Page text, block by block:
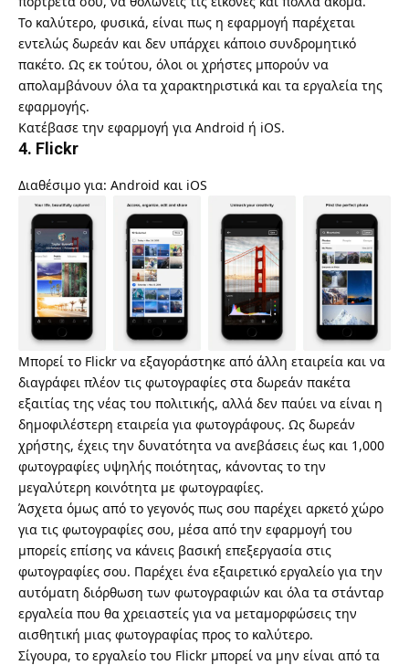
Το καλύτερο, φυσικά, είναι πως η εφαρμογή παρέχεται
εντελώς δωρεάν και δεν υπάρχει κάποιο συνδρομητικό
πακέτο. Ως εκ τούτου, όλοι οι χρήστες μπορούν να
απολαμβάνουν όλα τα χαρακτηριστικά και τα εργαλεία της
εφαρμογής.
Κατέβασε την εφαρμογή για Android ή iOS.
4. Flickr
Διαθέσιμο για: Android και iOS
Μπορεί το Flickr να εξαγοράστηκε από άλλη εταιρεία και να
διαγράφει πλέον τις φωτογραφίες στα δωρεάν πακέτα
εξαιτίας της νέας του πολιτικής, αλλά δεν παύει να είναι η
δημοφιλέστερη εταιρεία για φωτογράφους. Ως δωρεάν
χρήστης, έχεις την δυνατότητα να ανεβάσεις έως και 1,000
φωτογραφίες υψηλής ποιότητας, κάνοντας το την
μεγαλύτερη κοινότητα με φωτογραφίες.
Άσχετα όμως από το γεγονός πως σου παρέχει αρκετό χώρο
για τις φωτογραφίες σου, μέσα από την εφαρμογή του
μπορείς επίσης να κάνεις βασική επεξεργασία στις
φωτογραφίες σου. Παρέχει ένα εξαιρετικό εργαλείο για την
αυτόματη διόρθωση των φωτογραφιών και όλα τα στάνταρ
εργαλεία που θα χρειαστείς για να μεταμορφώσεις την
αισθητική μιας φωτογραφίας προς το καλύτερο.
Σίγουρα, το εργαλείο του Flickr μπορεί να μην είναι από τα